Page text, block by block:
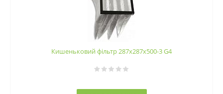
Кишеньковий фільтр 287х287х500-3 G4